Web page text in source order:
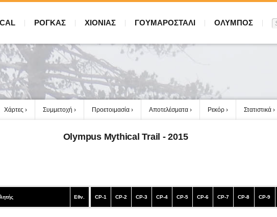
ΡΟΓΚΑΣ ΧΙΟΝΙΑΣ ΓΟΥΜΑΡΟΣΤΑΛΙ ΟΛΥΜΠΟΣ
Χάρτες Συμμετοχή Προετοιμασία Αποτελέσματα Ρεκόρ Στατιστικά
Olympus Mythical Trail - 2015
Εθν. CP-1 CP-2 CP-3 CP-4 CP-5 CP-6 CP-7 CP-8 CP-9